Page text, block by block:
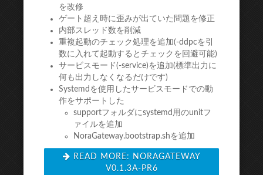
を改修
ゲート超え時に歪みが出ていた問題を修正
内部スレッド数を削減
重複起動のチェック処理を追加(-ddpcを引
数に入れて起動するとチェックを回避可能)
サービスモード(-service)を追加(標準出力に
何も出力しなくなるだけです)
Systemdを使用したサービスモードでの動
作をサポートした
supportフォルダにsystemd用のunitフ
ァイルを追加
NoraGateway.bootstrap.shを追加
READ MORE: NORAGATEWAY
V0.1.3A-PR6